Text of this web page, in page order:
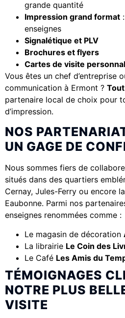
grande quantité
Impression grand format
enseignes
Signalétique et PLV
Brochures et flyers
Cartes de visite
Vous êtes un chef d’entreprise
communication à Ermont ?
partenaire local de choix pour
d’impression.
NOS
UN GAGE DE
Nous sommes fiers de
situés dans des quartiers
Cernay, Jules-Ferry ou encore
Eaubonne. Parmi nos
enseignes renommées comme :
Le magasin de décoration
La librairie Le Coin des
Le Café Les Amis du
TÉMOIGNAGES
NOTRE PLUS
VISITE